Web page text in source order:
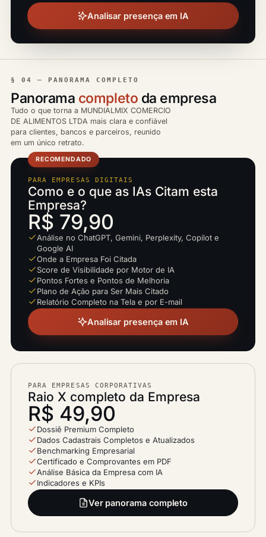
Analisar presença em IA
§ 04 — PANORAMA COMPLETO
Panorama completo da empresa
Tudo o que torna a MUNDIALMIX COMERCIO
DE ALIMENTOS LTDA mais clara e confiável
para clientes, bancos e parceiros, reunido
em um único retrato.
RECOMENDADO
PARA EMPRESAS DIGITAIS
Como e o que as IAs Citam esta
Empresa?
R$ 79,90
Análise no ChatGPT, Gemini, Perplexity, Copilot e
Google AI
Onde a Empresa Foi Citada
Score de Visibilidade por Motor de IA
Pontos Fortes e Pontos de Melhoria
Plano de Ação para Ser Mais Citado
Relatório Completo na Tela e por E-mail
Analisar presença em IA
PARA EMPRESAS CORPORATIVAS
Raio X completo da Empresa
R$ 49,90
Dossiê Premium Completo
Dados Cadastrais Completos e Atualizados
Benchmarking Empresarial
Certificado e Comprovantes em PDF
Análise Básica da Empresa com IA
Indicadores e KPIs
Ver panorama completo